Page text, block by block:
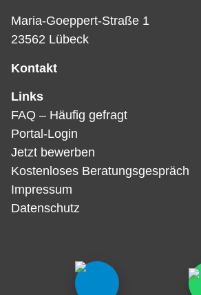
adipiscing elit dolor
Maria-Goeppert-Straße 1
23562 Lübeck
Kontakt
Links
FAQ – Häufig gefragt
Portal-Login
Jetzt bewerben
Kostenloses Beratungsgespräch
Impressum
Datenschutz